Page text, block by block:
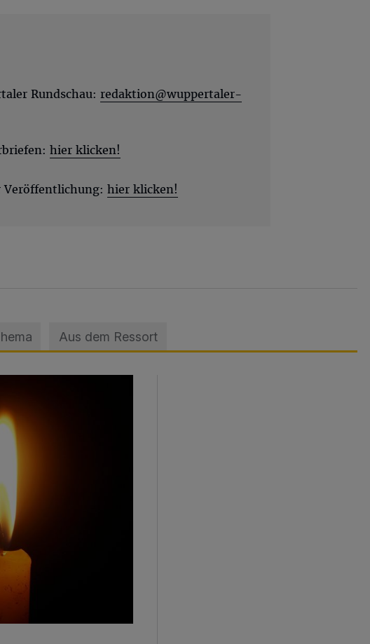
Rundschau: redaktion@wuppertaler-
hier klicken!
Veröffentlichung: hier klicken!
Aus dem Ressort